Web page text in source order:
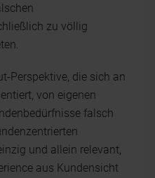
zu völlig
Perspektive, die sich an
von eigenen
falsch
und allein relevant,
aus Kundensicht